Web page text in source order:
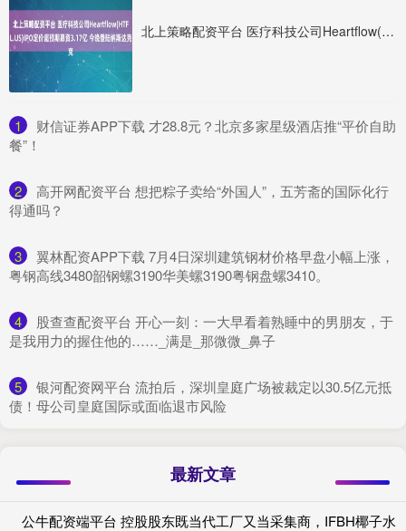
北上策略配资平台 医疗科技公司Heartflow(HTFL.US)IPO定价超预期募资3.17亿 今晚登陆纳斯达克
1
​财信证券APP下载 才28.8元？北京多家星级酒店推“平价自助
餐”！
2
​高开网配资平台 想把粽子卖给“外国人”，五芳斋的国际化行
得通吗？
3
​翼林配资APP下载 7月4日深圳建筑钢材价格早盘小幅上涨，
粤钢高线3480韶钢螺3190华美螺3190粤钢盘螺3410。
4
​股查查配资平台 开心一刻：一大早看着熟睡中的男朋友，于
是我用力的握住他的……_满是_那微微_鼻子
5
​银河配资网平台 流拍后，深圳皇庭广场被裁定以30.5亿元抵
债！母公司皇庭国际或面临退市风险
最新文章
公牛配资端平台 控股股东既当代工厂又当采集商，IFBH椰子水